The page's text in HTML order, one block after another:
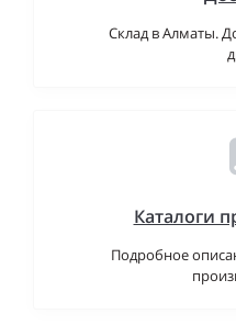
Склад в Алматы.
Каталоги
Подробное